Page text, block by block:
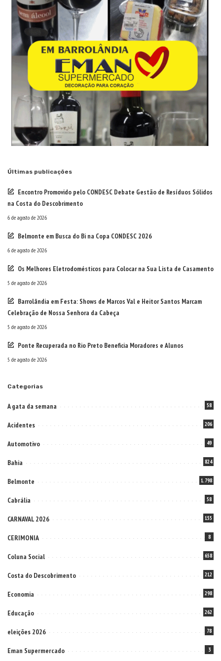
Últimas publicações
Encontro Promovido pelo CONDESC Debate Gestão de Resíduos Sólidos
na Costa do Descobrimento
6 de agosto de 2026
Belmonte em Busca do Bi na Copa CONDESC 2026
6 de agosto de 2026
Os Melhores Eletrodomésticos para Colocar na Sua Lista de Casamento
5 de agosto de 2026
Barrolândia em Festa: Shows de Marcos Val e Heitor Santos Marcam
Celebração de Nossa Senhora da Cabeça
5 de agosto de 2026
Ponte Recuperada no Rio Preto Beneficia Moradores e Alunos
5 de agosto de 2026
Categorias
A gata da semana 58
Acidentes 206
Automotivo 49
Bahia 824
Belmonte 1.798
Cabrália 58
CARNAVAL 2026 155
CERIMONIA 8
Coluna Social 658
Costa do Descobrimento 212
Economia 298
Educação 262
eleições 2026 78
Eman Supermercado 3